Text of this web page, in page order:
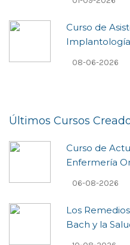
Curso de
08-06-2026
Últimos Cursos
Curso de
Enfermería
06-08-2026
Los
Bach y la